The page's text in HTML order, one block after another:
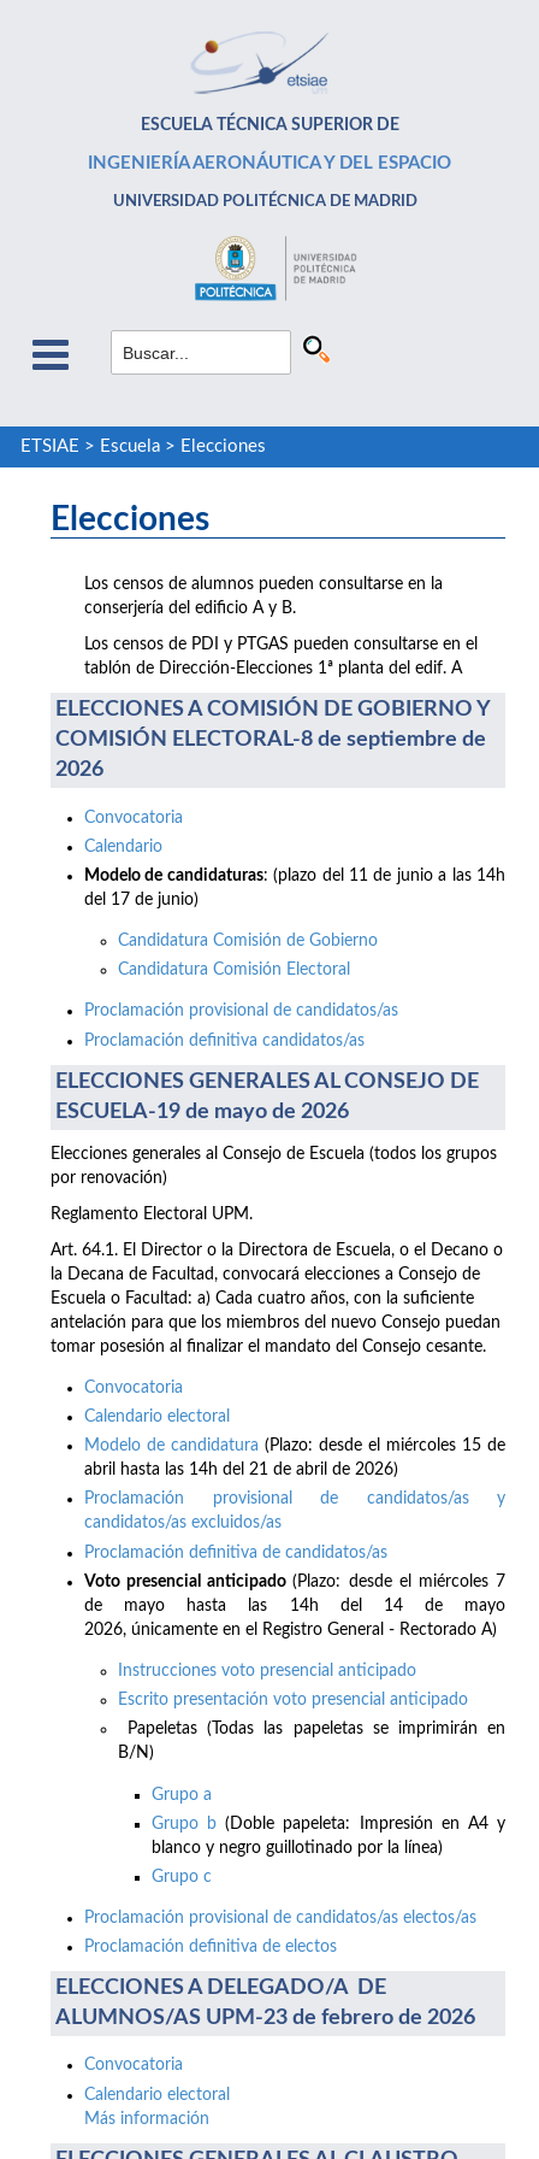
ESCUELA TÉCNICA SUPERIOR DE
INGENIERÍA AERONÁUTICA Y DEL ESPACIO
UNIVERSIDAD POLITÉCNICA DE MADRID
ETSIAE > Escuela> Elecciones
Elecciones
Los censos de alumnos pueden consultarse en la
conserjería del edificio A y B.
Los censos de PDI y PTGAS pueden consultarse en el
tablón de Dirección-Elecciones 1ª planta del edif. A
ELECCIONES A COMISIÓN DE GOBIERNO Y
COMISIÓN ELECTORAL-8 de septiembre de
2026
Convocatoria
Calendario
Modelo de candidaturas: (plazo del 11 de junio a las 14h
del 17 de junio)
Candidatura Comisión de Gobierno
Candidatura Comisión Electoral
Proclamación provisional de candidatos/as
Proclamación definitiva candidatos/as
ELECCIONES GENERALES AL CONSEJO DE
ESCUELA-19 de mayo de 2026
Elecciones generales al Consejo de Escuela (todos los grupos
por renovación)
Reglamento Electoral UPM.
Art. 64.1. El Director o la Directora de Escuela, o el Decano o
la Decana de Facultad, convocará elecciones a Consejo de
Escuela o Facultad: a) Cada cuatro años, con la suficiente
antelación para que los miembros del nuevo Consejo puedan
tomar posesión al finalizar el mandato del Consejo cesante.
Convocatoria
Calendario electoral
Modelo de candidatura (Plazo: desde el miércoles 15 de
abril hasta las 14h del 21 de abril de 2026)
Proclamación provisional de candidatos/as y
candidatos/as excluidos/as
Proclamación definitiva de candidatos/as
Voto presencial anticipado(Plazo: desde el miércoles 7
de mayo hasta las 14h del 14 de mayo
2026, únicamente en el Registro General - Rectorado A)
Instrucciones voto presencial anticipado
Escrito presentación voto presencial anticipado
Papeletas (Todas las papeletas se imprimirán en
B/N)
Grupo a
Grupo b (Doble papeleta: Impresión en A4 y
blanco y negro guillotinado por la línea)
Grupo c
Proclamación provisional de candidatos/as electos/as
Proclamación definitiva de electos
ELECCIONES A DELEGADO/A DE
ALUMNOS/AS UPM-23 de febrero de 2026
Convocatoria
Calendario electoral
Más información